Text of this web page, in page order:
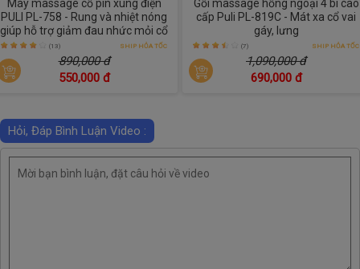
Máy massage cổ pin xung điện
PULI PL-758 - Rung và nhiệt nóng
giúp hỗ trợ giảm đau nhức mỏi cổ
(13) SHIP HỎA TỐC
890,000 đ
550,000 đ
Gối massage hồng ngoại 4 bi cao
cấp Puli PL-819C - Mát xa cổ vai
gáy, lưng
(7) SHIP HỎA TỐC
1,090,000 đ
690,000 đ
Hỏi, Đáp Bình Luận Video :